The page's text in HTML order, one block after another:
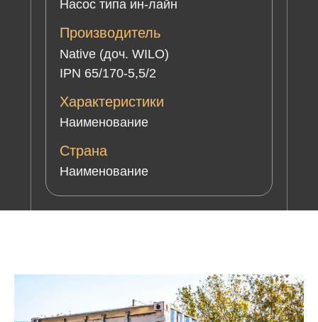
Насос типа ин-лайн
Native (доч. WILO)
IPN 65/170-5,5/2
Наименование
Производитель
Характеристики
Наименование
Страна